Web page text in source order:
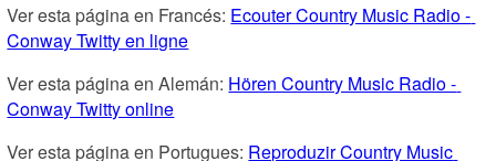
Ver esta página en Francés: Ecouter Country Music Radio -
Conway Twitty en ligne
Ver esta página en Alemán: Hören Country Music Radio -
Conway Twitty online
Ver esta página en Portugues: Reproduzir Country Music